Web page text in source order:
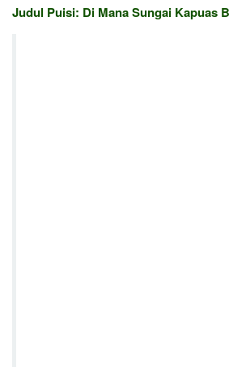
Judul Puisi: Di Mana Sungai Kapuas